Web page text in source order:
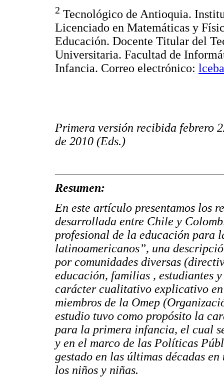
2 Tecnológico de Antioquia.
Licenciado en Matemáticas y
Educación. Docente Titular del
Universitaria. Facultad de
Infancia. Correo electrónico:
Primera versión recibida febrero
de 2010 (Eds.)
Resumen:
En este artículo presentamos los
desarrollada entre Chile y
profesional de la educación para
latinoamericanos”, una
por comunidades diversas
educación, familias , estudiantes
carácter cualitativo explicativo
miembros de la Omep
estudio tuvo como propósito la
para la primera infancia, el cual
y en el marco de las Políticas
gestado en las últimas décadas
los niños y niñas.